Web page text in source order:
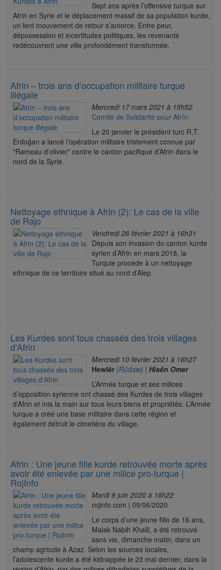
Sept ans après l’offensive turque sur
Afrin en Syrie et le déplacement massif de sa population kurde,
un lent mouvement de retour s’amorce. Entre peur,
dépossession et incertitudes politiques, les revenants
redécouvrent une ville profondément transformée.
Afrin – trois ans d’occupation militaire turque
illégale
Mercredi 17 mars 2021 à 15h52
Comité de Solidarité pour Afrîn
Le 20 janvier le président turc R.T.
Erdoğan a lancé l’opération militaire tristement connue par
"Rameau d’olivier" contre le canton pacifique d’Afrin dans le
nord de la Syrie.
Nettoyage ethnique à Afrin (2): Le cas de la ville
de Rajo
Vendredi 26 février 2021 à 16h31
Depuis son invasion du canton kurde
syrien d’Afrin en mars 2018, la
Turquie procède à un nettoyage
ethnique de ce territoire situé au nord d’Alep.
Les Kurdes sont tous chassés des trois villages
d'Afrin
Mercredi 10 février 2021 à 16h27
Hewlêr (Rûdaw) | Hisên Omer
L’Armée turque et ses milices
d’opposition syrienne ont chassé des Kurdes de trois villages
d’Afrin et mis la main sur tous leurs biens et propriétés. L’Armée
turque a créé une base militaire dans cette région et
également détruit le cimetière du village.
Afrin : Une jeune fille kurde retrouvée morte après
avoir été enlevée par une milice pro-turque |
RojInfo
Mardi 9 juin 2020 à 16h22
rojinfo.com | 09/06/2020
Le corps d’une jeune fille de 16 ans,
Malak Nabih Khalil, a été retrouvé
sans vie, dimanche matin, dans un
champ agricole à Azaz. Selon les sources locales,
l’adolescente kurde a été kidnappée le 23 mai dernier, dans la